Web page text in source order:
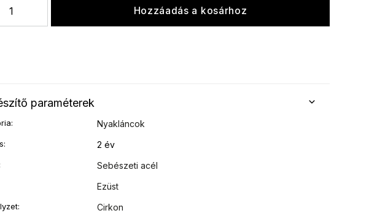
Hozzáadás a kosárhoz
paraméterek
: Nyakláncok
: 2 év
Sebészeti acél
Ezüst
: Cirkon